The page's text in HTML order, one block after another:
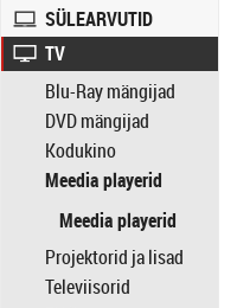
SÜLEARVUTID
TV
Blu-Ray mängijad
DVD mängijad
Kodukino
Meedia playerid
Meedia playerid
Projektorid ja lisad
Televiisorid